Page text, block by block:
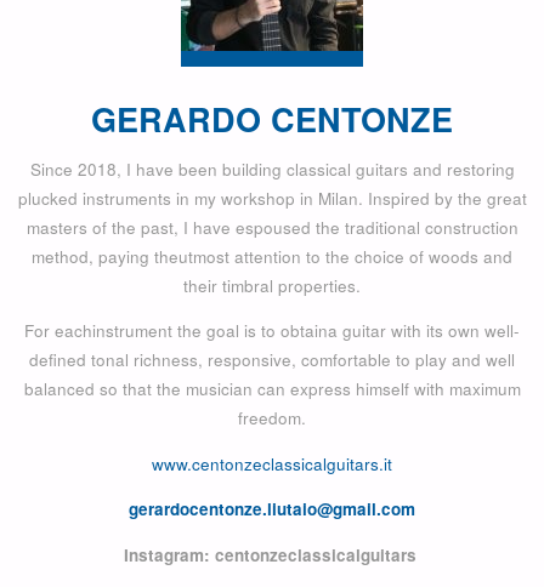
GERARDO CENTONZE
Since 2018, I have been building classical guitars and restoring
plucked instruments in my workshop in Milan. Inspired by the great
masters of the past, I have espoused the traditional construction
method, paying theutmost attention to the choice of woods and
their timbral properties.
For eachinstrument the goal is to obtaina guitar with its own well-
defined tonal richness, responsive, comfortable to play and well
balanced so that the musician can express himself with maximum
freedom.
www.centonzeclassicalguitars.it
gerardocentonze.liutaio@gmail.com
Instagram: centonzeclassicalguitars